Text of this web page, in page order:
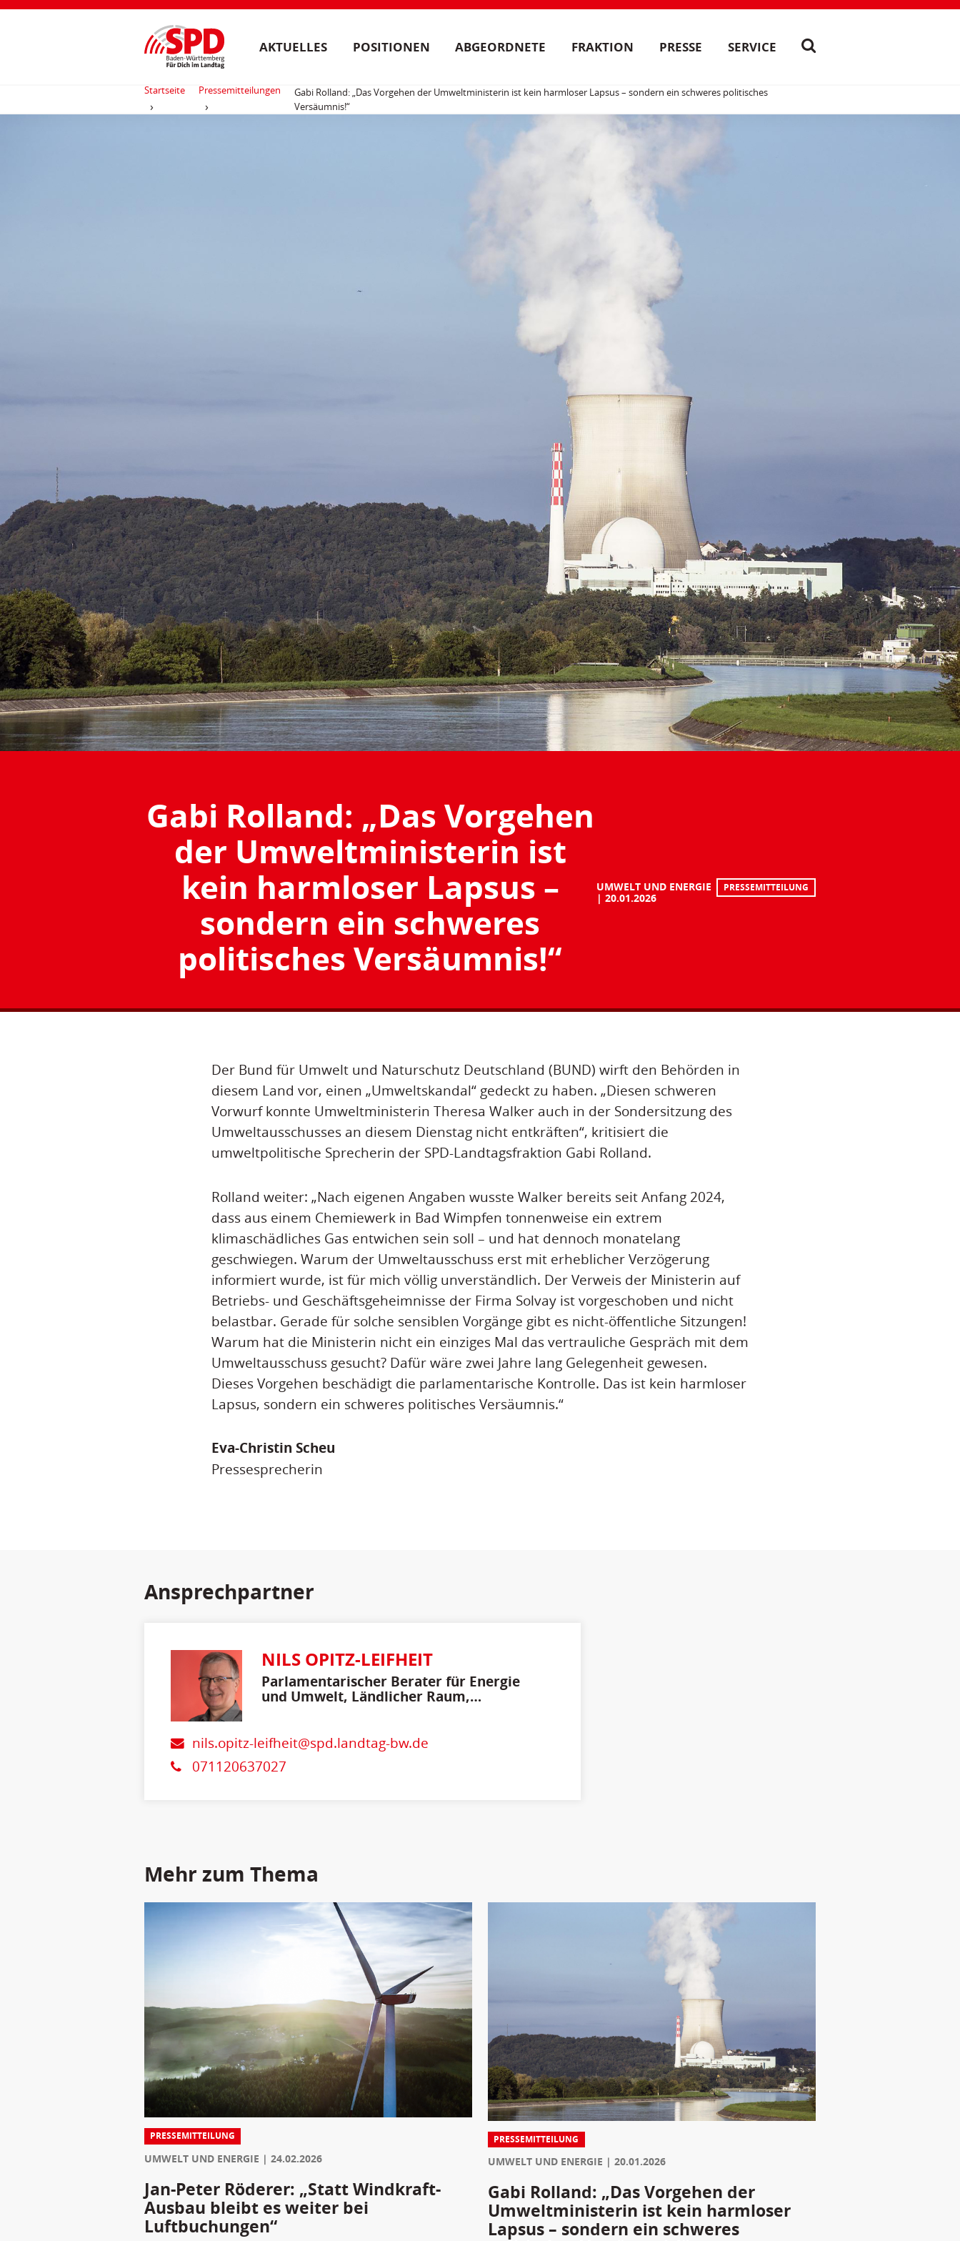
AKTUELLES POSITIONEN ABGEORDNETE FRAKTION PRESSE SERVICE
Startseite Pressemitteilungen
Gabi Rolland: „Das Vorgehen der Umweltministerin ist kein harmloser Lapsus – sondern ein schweres politisches
Versäumnis!“
Gabi Rolland: „Das Vorgehen
der Umweltministerin ist
kein harmloser Lapsus –
sondern ein schweres
politisches Versäumnis!“
UMWELT UND ENERGIE
20.01.2026
PRESSEMITTEILUNG
Der Bund für Umwelt und Naturschutz Deutschland (BUND) wirft den Behörden in
diesem Land vor, einen „Umweltskandal“ gedeckt zu haben. „Diesen schweren
Vorwurf konnte Umweltministerin Theresa Walker auch in der Sondersitzung des
Umweltausschusses an diesem Dienstag nicht entkräften“, kritisiert die
umweltpolitische Sprecherin der SPD-Landtagsfraktion Gabi Rolland.
Rolland weiter: „Nach eigenen Angaben wusste Walker bereits seit Anfang 2024,
dass aus einem Chemiewerk in Bad Wimpfen tonnenweise ein extrem
klimaschädliches Gas entwichen sein soll – und hat dennoch monatelang
geschwiegen. Warum der Umweltausschuss erst mit erheblicher Verzögerung
informiert wurde, ist für mich völlig unverständlich. Der Verweis der Ministerin auf
Betriebs- und Geschäftsgeheimnisse der Firma Solvay ist vorgeschoben und nicht
belastbar. Gerade für solche sensiblen Vorgänge gibt es nicht-öffentliche Sitzungen!
Warum hat die Ministerin nicht ein einziges Mal das vertrauliche Gespräch mit dem
Umweltausschuss gesucht? Dafür wäre zwei Jahre lang Gelegenheit gewesen.
Dieses Vorgehen beschädigt die parlamentarische Kontrolle. Das ist kein harmloser
Lapsus, sondern ein schweres politisches Versäumnis.“
Eva-Christin Scheu
Pressesprecherin
Ansprechpartner
NILS OPITZ-LEIFHEIT
Parlamentarischer Berater für Energie
und Umwelt, Ländlicher Raum,
nils.opitz-leifheit@spd.landtag-bw.de
071120637027
Mehr zum Thema
PRESSEMITTEILUNG
UMWELT UND ENERGIE 24.02.2026
Jan-Peter Röderer: „Statt Windkraft-
Ausbau bleibt es weiter bei
Luftbuchungen“
PRESSEMITTEILUNG
UMWELT UND ENERGIE 20.01.2026
Gabi Rolland: „Das Vorgehen der
Umweltministerin ist kein harmloser
Lapsus – sondern ein schweres